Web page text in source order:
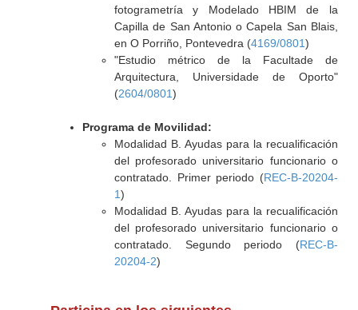
fotogrametría y Modelado HBIM de la
Capilla de San Antonio o Capela San Blais,
en O Porriño, Pontevedra (4169/0801)
"Estudio métrico de la Facultade de
Arquitectura, Universidade de Oporto"
(2604/0801)
Programa de Movilidad:
Modalidad B. Ayudas para la recualificación
del profesorado universitario funcionario o
contratado. Primer periodo (REC-B-20204-
1)
Modalidad B. Ayudas para la recualificación
del profesorado universitario funcionario o
contratado. Segundo periodo (REC-B-
20204-2)